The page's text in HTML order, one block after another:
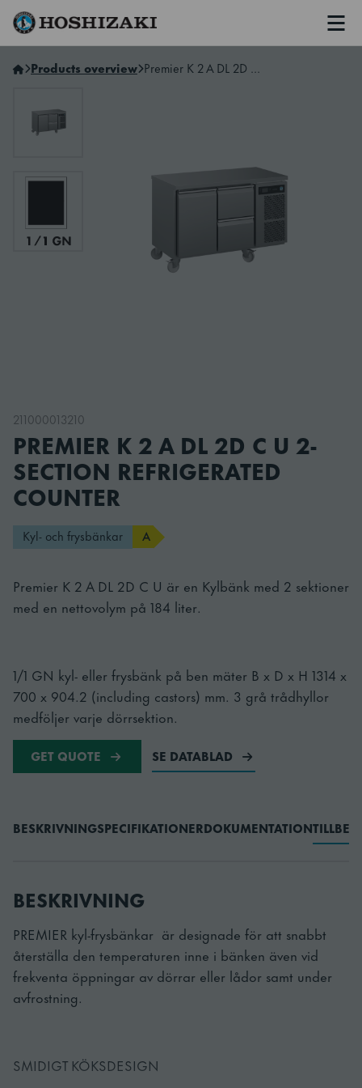
Hoshizaki Sweden
Products overview Premier K 2 A DL 2D C U 2-Section Refrigerated Counter
211000013210
PREMIER K 2 A DL 2D C U 2-
SECTION REFRIGERATED
COUNTER
Kyl- och frysbänkar A
Premier K 2 A DL 2D C U är en Kylbänk med 2 sektioner
med en nettovolym på 184 liter.
1/1 GN kyl- eller frysbänk på ben mäter B x D x H 1314 x
700 x 904.2 (including castors) mm. 3 grå trådhyllor
medföljer varje dörrsektion.
GET QUOTE SE DATABLAD
BESKRIVNINGSPECIFIKATIONERDOKUMENTATION
BESKRIVNING
PREMIER kyl-frysbänkar är designade för att snabbt
återställa den temperaturen inne i bänken även vid
frekventa öppningar av dörrar eller lådor samt under
avfrostning.
SMIDIGT KÖKSDESIGN